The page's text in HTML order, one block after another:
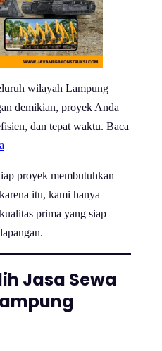
wilayah Lampung
demikian, proyek Anda
dan tepat waktu. Baca
proyek membutuhkan
itu, kami hanya
prima yang siap
Jasa Sewa